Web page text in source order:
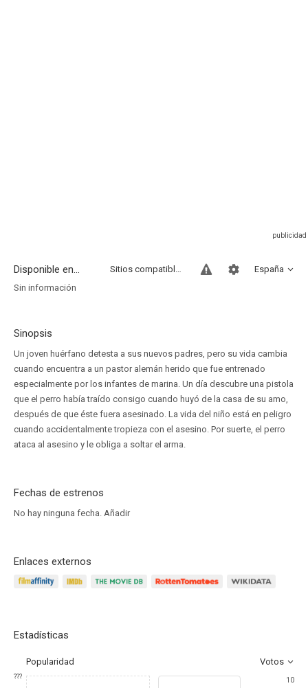
Disponible en... España
Sitios compatibles
Sin información
Sinopsis
Un joven huérfano detesta a sus nuevos padres, pero su vida cambia
cuando encuentra a un pastor alemán herido que fue entrenado
especialmente por los infantes de marina. Un día descubre una pistola
que el perro había traído consigo cuando huyó de la casa de su amo,
después de que éste fuera asesinado. La vida del niño está en peligro
cuando accidentalmente tropieza con el asesino. Por suerte, el perro
ataca al asesino y le obliga a soltar el arma.
Fechas de estrenos
No hay ninguna fecha. Añadir
Enlaces externos
Estadísticas
Popularidad Votos
???
10